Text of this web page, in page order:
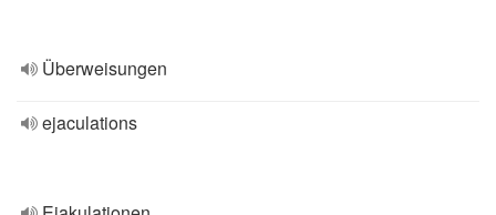
Überweisungen
ejaculations